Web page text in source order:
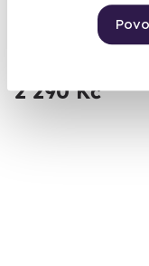
Vydejte se po
2 290 Kč